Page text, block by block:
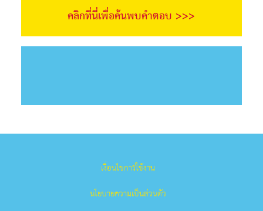
คลิกที่นี่เพื่อค้นพบคำตอบ >>>
เงื่อนไขการใช้งาน
นโยบายความเป็นส่วนตัว